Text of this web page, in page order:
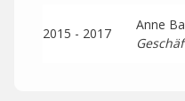
2015 - 2017
Anne